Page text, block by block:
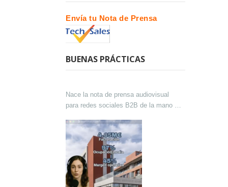
Envía tu Nota de Prensa
BUENAS PRÁCTICAS
Nace la nota de prensa audiovisual
para redes sociales B2B de la mano de